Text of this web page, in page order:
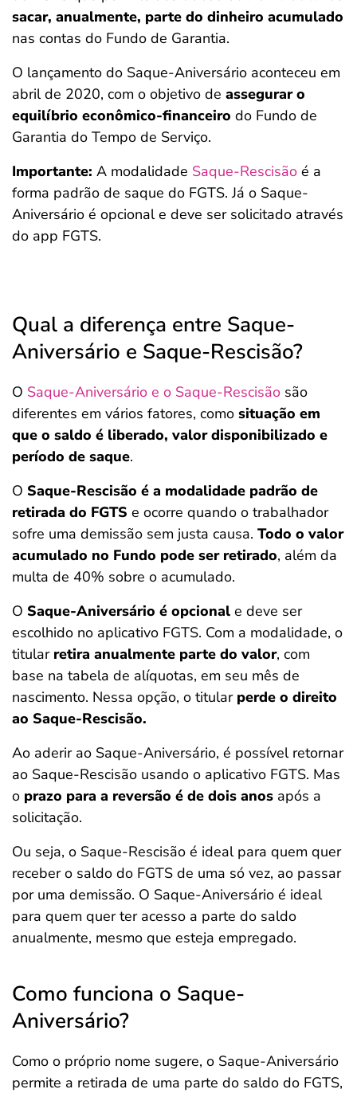
sacar, anualmente, parte do dinheiro acumulado
nas contas do Fundo de Garantia.
O lançamento do Saque-Aniversário aconteceu em
abril de 2020, com o objetivo de assegurar o
equilíbrio econômico-financeiro do Fundo de
Garantia do Tempo de Serviço.
Importante: A modalidade Saque-Rescisão é a
forma padrão de saque do FGTS. Já o Saque-
Aniversário é opcional e deve ser solicitado através
do app FGTS.
Qual a diferença entre Saque-
Aniversário e Saque-Rescisão?
O Saque-Aniversário e o Saque-Rescisão são
diferentes em vários fatores, como situação em
que o saldo é liberado, valor disponibilizado e
período de saque.
O Saque-Rescisão é a modalidade padrão de
retirada do FGTS e ocorre quando o trabalhador
sofre uma demissão sem justa causa. Todo o valor
acumulado no Fundo pode ser retirado, além da
multa de 40% sobre o acumulado.
O Saque-Aniversário é opcional e deve ser
escolhido no aplicativo FGTS. Com a modalidade, o
titular retira anualmente parte do valor, com
base na tabela de alíquotas, em seu mês de
nascimento. Nessa opção, o titularperde o direito
ao Saque-Rescisão.
Ao aderir ao Saque-Aniversário, é possível retornar
ao Saque-Rescisão usando o aplicativo FGTS. Mas
o prazo para a reversão é de dois anos após a
solicitação.
Ou seja, o Saque-Rescisão é ideal para quem quer
receber o saldo do FGTS de uma só vez, ao passar
por uma demissão. O Saque-Aniversário é ideal
para quem quer ter acesso a parte do saldo
anualmente, mesmo que esteja empregado.
Como funciona o Saque-
Aniversário?
Como o próprio nome sugere, o Saque-Aniversário
permite a retirada de uma parte do saldo do FGTS,